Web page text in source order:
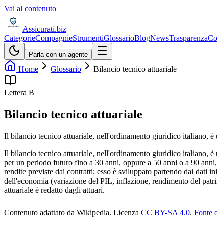
Vai al contenuto
Assicurati.biz
CategorieCompagnieStrumentiGlossarioBlogNewsTrasparenza
Parla con un agente
Home Glossario Bilancio tecnico attuariale
Lettera B
Bilancio tecnico attuariale
Il bilancio tecnico attuariale, nell'ordinamento giuridico italiano,
Il bilancio tecnico attuariale, nell'ordinamento giuridico italiano,
per un periodo futuro fino a 30 anni, oppure a 50 anni o a 90
rendite previste dai contratti; esso è sviluppato partendo dai dati
dell'economia (variazione del PIL, inflazione, rendimento del
attuariale è redatto dagli attuari.
Contenuto adattato da Wikipedia. Licenza CC BY-SA 4.0. Fonte